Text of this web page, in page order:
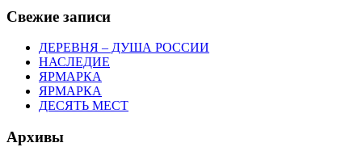
Свежие записи
ДЕРЕВНЯ – ДУША РОССИИ
НАСЛЕДИЕ
ЯРМАРКА
ЯРМАРКА
ДЕСЯТЬ МЕСТ
Архивы